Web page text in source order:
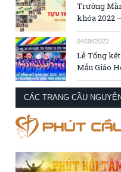
Trường
khóa 2022
04/08/2022
Lễ Tổng
Mẫu Giáo
CÁC TRANG CẦU